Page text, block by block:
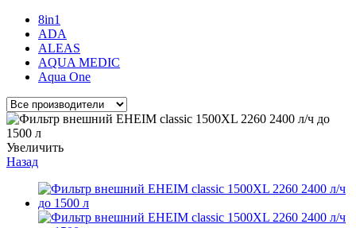
8in1
ADA
ALEAS
AQUA MEDIC
Aqua One
Увеличить
Назад